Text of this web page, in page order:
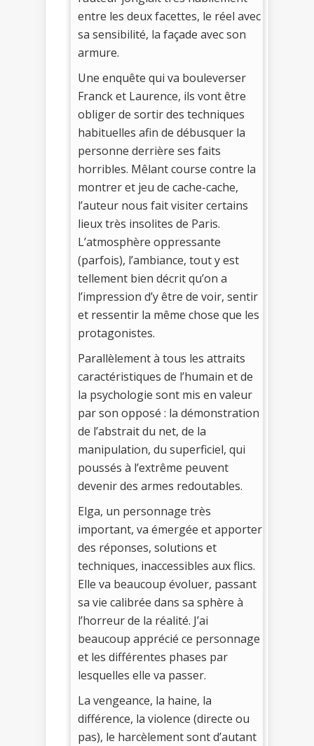
entre les deux facettes, le réel avec
sa sensibilité, la façade avec son
armure.
Une enquête qui va bouleverser
Franck et Laurence, ils vont être
obliger de sortir des techniques
habituelles afin de débusquer la
personne derrière ses faits
horribles. Mêlant course contre la
montrer et jeu de cache-cache,
l’auteur nous fait visiter certains
lieux très insolites de Paris.
L’atmosphère oppressante
(parfois), l’ambiance, tout y est
tellement bien décrit qu’on a
l’impression d’y être de voir, sentir
et ressentir la même chose que les
protagonistes.
Parallèlement à tous les attraits
caractéristiques de l’humain et de
la psychologie sont mis en valeur
par son opposé : la démonstration
de l’abstrait du net, de la
manipulation, du superficiel, qui
poussés à l’extrême peuvent
devenir des armes redoutables.
Elga, un personnage très
important, va émergée et apporter
des réponses, solutions et
techniques, inaccessibles aux flics.
Elle va beaucoup évoluer, passant
sa vie calibrée dans sa sphère à
l’horreur de la réalité. J’ai
beaucoup apprécié ce personnage
et les différentes phases par
lesquelles elle va passer.
La vengeance, la haine, la
différence, la violence (directe ou
pas), le harcèlement sont d’autant